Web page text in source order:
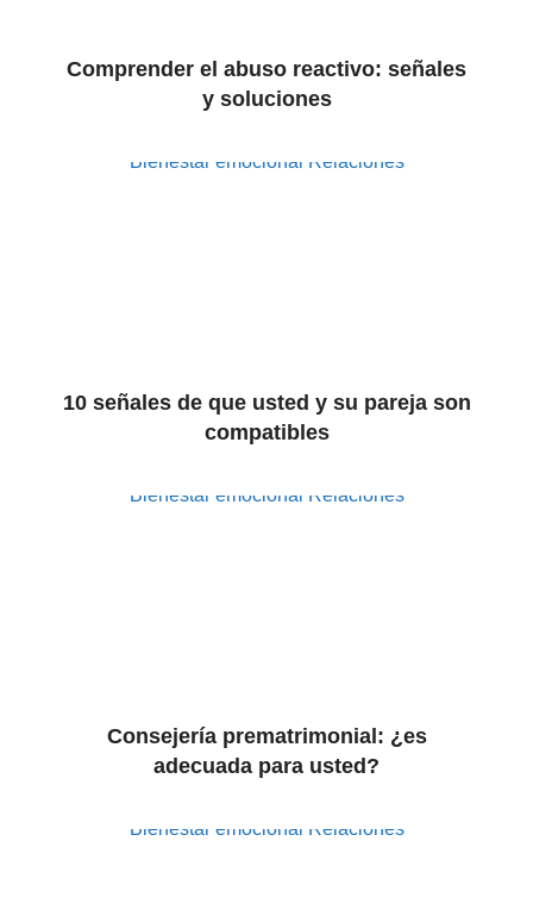
Comprender el abuso reactivo: señales
y soluciones
Bienestar emocional Relaciones
10 señales de que usted y su pareja son
compatibles
Bienestar emocional Relaciones
Consejería prematrimonial: ¿es
adecuada para usted?
Bienestar emocional Relaciones